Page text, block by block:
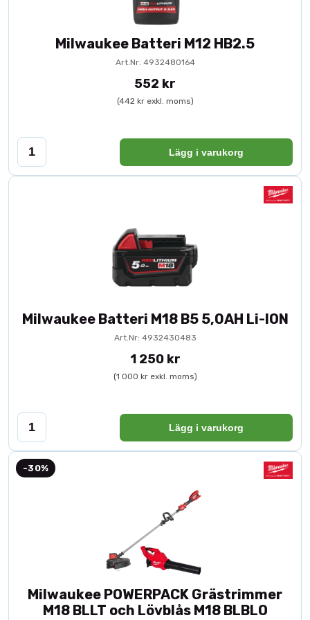
Förvaring: PACKOUT™ XL-box
Milwaukee Batteri M12 HB2.5
Art.Nr: 4932480164
552 kr
(442 kr exkl. moms)
Lägg i varukorg
Milwaukee Batteri M18 B5 5,0AH Li-ION
Art.Nr: 4932430483
1 250 kr
(1 000 kr exkl. moms)
Lägg i varukorg
-30%
Milwaukee POWERPACK Grästrimmer
M18 BLLT och Lövblås M18 BLBLO